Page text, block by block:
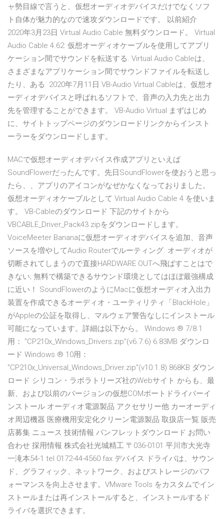
ャ勢目線で言うと、仮想オーディオデバイスだけでなくソフ
ト自体が魅力的なので速攻ダウンロードです。 以前紹介
2020年3月23日 Virtual Audio Cable 無料ダウンロード。 Virtual
Audio Cable 4.62: 仮想オーディオケーブルを使用してアプリ
ケーション間でサウンドを転送する. Virtual Audio Cableは、
さまざまなアプリケーション間でサウンドファイルを転送し
たり、ある 2020年7月11日 VB-Audio Virtual Cableは、仮想オ
ーディオデバイスと呼ばれるソフトで、音声の入力先と出力
先を管理することができます。 VB-Audio Virtual まずはじめ
に、サイトトップページのダウンロードリンクからインスト
ーラーをダウンロードします。
MACで仮想オーディオデバイス作成アプリといえば
SoundFlowerだったんです。先日SoundFlowerを使おうと思っ
たら、、アプリのアイコンがなぜかなくなっておりました。
仮想オーディオケーブルとして Virtual Audio Cable 4 を使いま
す。 VB-Cableのダウンロード 下記のサイトから
VBCABLE_Driver_Pack43.zipをダウンロードします。
VoiceMeeter Bananaに仮想オーディオデバイスを追加、音声
ソースを増やしてAudio Routerでルーティング. オーディオが
切断されてしまうので直接HARDWARE OUTへ飛ばすことはで
きない; 無料で構築できるサウンド環境としてはほぼ最強構成
に近い！ SoundFlowerのようにMacに仮想オーディオ入出力
装置を作成できるオーディオ・ユーティリティ「BlackHole」
がAppleの公証を取得し、マルウェア警告なしにインストール
可能になっています。詳細は以下から。 Windows ® 7/8.1
用： "CP210x_Windows_Drivers.zip"(v6.7.6) 6.83MB ダウンロ
ード Windows ® 10用：
"CP210x_Universal_Windows_Driver.zip"(v10.1.8) 868KB ダウン
ロード シリコン・ラボラトリーズ社のWebサイト からも、最
新、および以前のバージョンの仮想COMポートドライバーイ
ンストール オーディオ電源製品 アクセサリー他 カーオーディ
オ周辺機器 医療機用安定化クリーン電源製品 取扱店一覧 販売
店募集 ニュース 技術情報 パンフレットダウンロード お問い
合わせ 採用情報 株式会社光城精工 〒036-0101 平川市大光寺
一滝本54-1 tel 0172-44-4560 fax デバイス ドライバは、サウン
ド、グラフィック、ネットワーク、およびストレージのパフ
ォーマンスを向上させます。VMware Tools をカスタムでイン
ストールまたは再インストールすると、インストールするド
ライバを選択できます。